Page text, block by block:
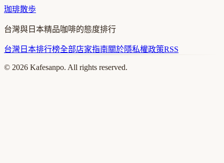
珈琲散歩
台灣與日本精品咖啡的態度排行
台灣 日本排行榜全部店家指南關於隱私權政策RSS
© 2026 Kafesanpo. All rights reserved.